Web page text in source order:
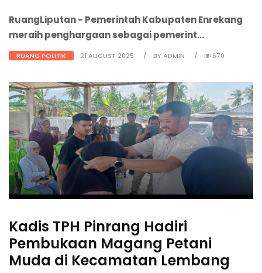
RuangLiputan- Pemerintah Kabupaten Enrekang
meraih penghargaan sebagai pemerint...
RUANG POLITIK 21 AUGUST 2025 BY ADMIN 670
Kadis TPH Pinrang Hadiri
Pembukaan Magang Petani
Muda di Kecamatan Lembang